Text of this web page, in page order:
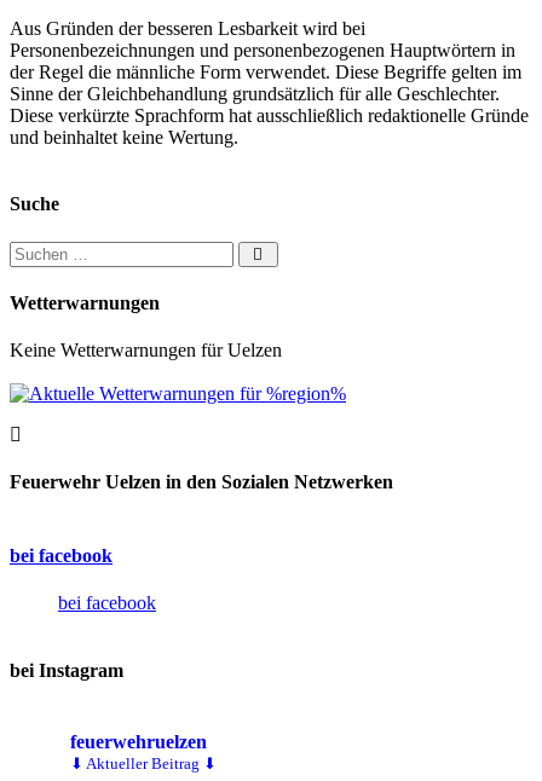
Aus Gründen der besseren Lesbarkeit wird bei
Personenbezeichnungen und personenbezogenen Hauptwörtern in
der Regel die männliche Form verwendet. Diese Begriffe gelten im
Sinne der Gleichbehandlung grundsätzlich für alle Geschlechter.
Diese verkürzte Sprachform hat ausschließlich redaktionelle Gründe
und beinhaltet keine Wertung.
Suche
Suchen nach:
Wetterwarnungen
Keine Wetterwarnungen für Uelzen
Feuerwehr Uelzen in den Sozialen Netzwerken
bei facebook
bei facebook
bei Instagram
feuerwehruelzen
⬇ Aktueller Beitrag ⬇